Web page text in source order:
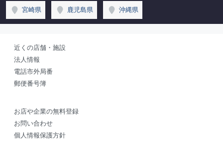
宮崎県 鹿児島県 沖縄県
近くの店舗・施設
法人情報
電話市外局番
郵便番号簿
お店や企業の無料登録
お問い合わせ
個人情報保護方針